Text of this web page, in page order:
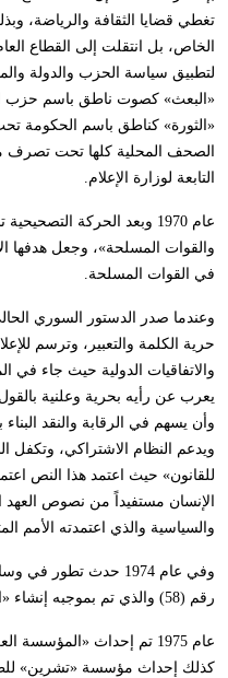
تغطي قضايا الثقافة والرياضة،
الخاص، بل انتقلت إلى القطاع
لتطبيق سياسة الحزب والدولة
«البعث» كصوت ناطق باسم حزب
«الثورة» كناطق باسم الحكومة
الصحف المحلية كلها تحت تصرف
التابعة لوزارة الإعلام.
عام 1970 وبعد الحركة
والقوات المسلحة»، وجعل هدفها
في القوات المسلحة.
حرية الكلمة والتعبير، وترسم
يعرب عن رأيه بحرية وعلنية
وأن يسهم في الرقابة والنقد
ويدعم النظام الاشتراكي، وتكفل
للقانون» حيث اعتمد هذا النص
الإنسان مستفيداً من نصوص العهد
والسياسية والذي اعتمدته الأمم المتحدة عام 1966 ولاسيما
وفي عام 1974 حدث
رقم (58) والذي تم بموجبه إنشاء «اتحاد الصحفيين».
عام 1975 تم إحداث
كذلك إحداث مؤسسة «تشرين»